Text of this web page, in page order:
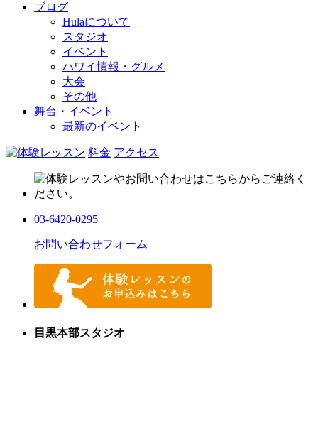
ブログ
Hulaについて
スタジオ
イベント
ハワイ情報・グルメ
大会
その他
舞台・イベント
最新のイベント
料金 アクセス
03-6420-0295
お問い合わせフォーム
目黒本部スタジオ